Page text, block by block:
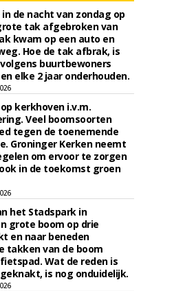
de nacht van zondag op
tak afgebroken van
kwam op een auto en
Hoe de tak afbrak, is
buurtbewoners
elke 2 jaar onderhouden.
kerkhoven i.v.m.
Veel boomsoorten
tegen de toenemende
Groninger Kerken neemt
om ervoor te zorgen
in de toekomst groen
het Stadspark in
grote boom op drie
en naar beneden
takken van de boom
Wat de reden is
is nog onduidelijk.